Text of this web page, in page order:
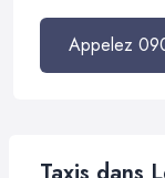
Appelez